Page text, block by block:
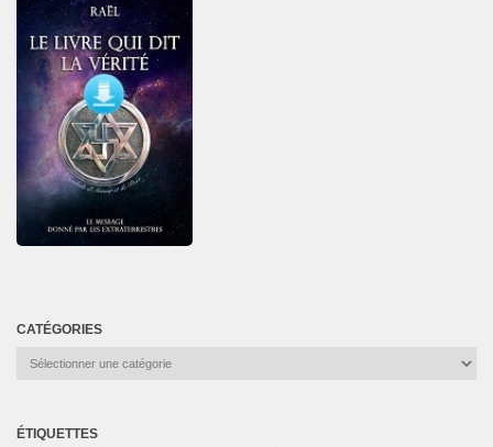
CATÉGORIES
Catégories
ÉTIQUETTES